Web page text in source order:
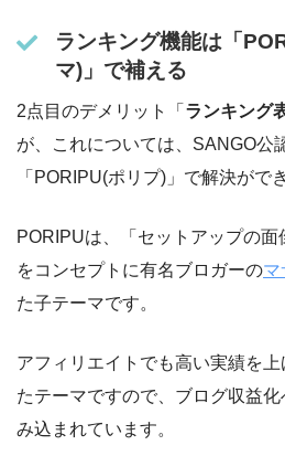
ランキング機能は「
マ)」で補える
2点目のデメリット「 ランキング
が、これについては、SANGO公
「PORIPU(ポリプ)」で解決がで
PORIPUは、「セットアップの面
をコンセプトに有名ブロガーのマ
た子テーマです。
アフィリエイトでも高い実績を
たテーマですので、ブログ収益
み込まれています。